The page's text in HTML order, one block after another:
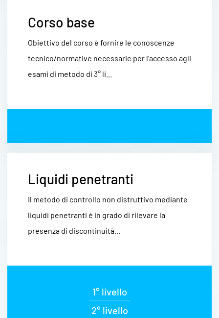
Corso base
Obiettivo del corso è fornire le conoscenze
tecnico/normative necessarie per l’accesso agli
esami di metodo di 3° li...
Liquidi penetranti
Il metodo di controllo non distruttivo mediante
liquidi penetranti è in grado di rilevare la
presenza di discontinuità...
1° livello
2° livello